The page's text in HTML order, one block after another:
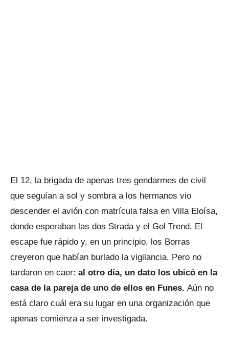
El 12, la brigada de apenas tres gendarmes de civil
que seguían a sol y sombra a los hermanos vio
descender el avión con matrícula falsa en Villa Eloísa,
donde esperaban las dos Strada y el Gol Trend. El
escape fue rápido y, en un principio, los Borras
creyeron que habían burlado la vigilancia. Pero no
tardaron en caer: al otro día, un dato los ubicó en la
casa de la pareja de uno de ellos en Funes. Aún no
está claro cuál era su lugar en una organización que
apenas comienza a ser investigada.